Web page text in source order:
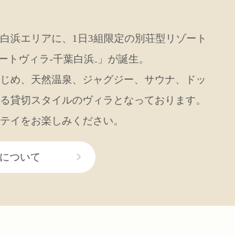
浜エリアに、1日3組限定の別荘型リゾート
ヴィラ‐千葉白浜₋」が誕生。
め、天然温泉、ジャグジー、サウナ、ドッ
貸切スタイルのヴィラとなっております。
イをお楽しみください。
ついて